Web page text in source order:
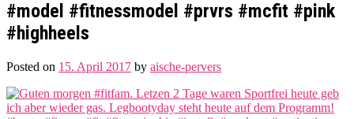
#model #fitnessmodel #prvrs #mcfit #pink
#highheels
Posted on 15. April 2017 by aische-pervers